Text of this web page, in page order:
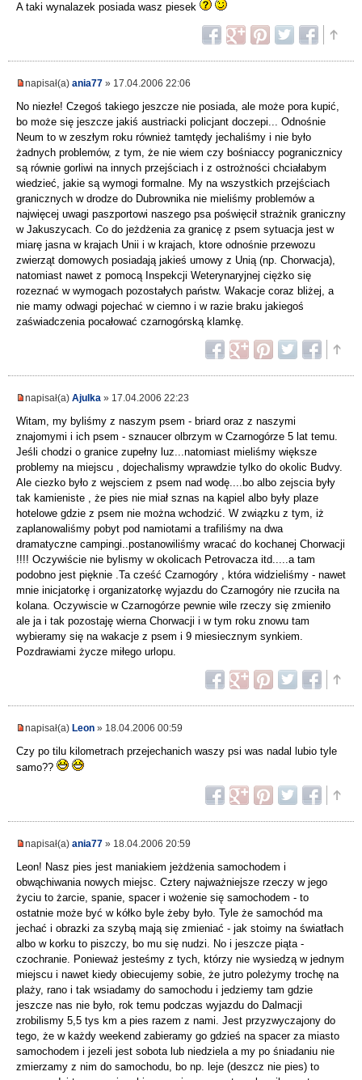
A taki wynalazek posiada wasz piesek
napisał(a) ania77 » 17.04.2006 22:06
No niezłe! Czegoś takiego jeszcze nie posiada, ale może pora kupić,
bo może się jeszcze jakiś austriacki policjant doczepi... Odnośnie
Neum to w zeszłym roku również tamtędy jechaliśmy i nie było
żadnych problemów, z tym, że nie wiem czy bośniaccy pogranicznicy
są równie gorliwi na innych przejściach i z ostrożności chciałabym
wiedzieć, jakie są wymogi formalne. My na wszystkich przejściach
granicznych w drodze do Dubrownika nie mieliśmy problemów a
najwięcej uwagi paszportowi naszego psa poświęcił strażnik graniczny
w Jakuszycach. Co do jeżdżenia za granicę z psem sytuacja jest w
miarę jasna w krajach Unii i w krajach, ktore odnośnie przewozu
zwierząt domowych posiadają jakieś umowy z Unią (np. Chorwacja),
natomiast nawet z pomocą Inspekcji Weterynaryjnej ciężko się
rozeznać w wymogach pozostałych państw. Wakacje coraz bliżej, a
nie mamy odwagi pojechać w ciemno i w razie braku jakiegoś
zaświadczenia pocałować czarnogórską klamkę.
napisał(a) Ajulka » 17.04.2006 22:23
Witam, my byliśmy z naszym psem - briard oraz z naszymi
znajomymi i ich psem - sznaucer olbrzym w Czarnogórze 5 lat temu.
Jeśli chodzi o granice zupełny luz...natomiast mieliśmy większe
problemy na miejscu , dojechalismy wprawdzie tylko do okolic Budvy.
Ale ciezko było z wejsciem z psem nad wodę....bo albo zejscia były
tak kamieniste , że pies nie miał sznas na kąpiel albo były plaze
hotelowe gdzie z psem nie można wchodzić. W związku z tym, iż
zaplanowaliśmy pobyt pod namiotami a trafiliśmy na dwa
dramatyczne campingi..postanowiliśmy wracać do kochanej Chorwacji
!!!! Oczywiście nie bylismy w okolicach Petrovacza itd.....a tam
podobno jest pięknie .Ta cześć Czarnogóry , która widzieliśmy - nawet
mnie inicjatorkę i organizatorkę wyjazdu do Czarnogóry nie rzuciła na
kolana. Oczywiscie w Czarnogórze pewnie wile rzeczy się zmieniło
ale ja i tak pozostaję wierna Chorwacji i w tym roku znowu tam
wybieramy się na wakacje z psem i 9 miesiecznym synkiem.
Pozdrawiami życze miłego urlopu.
napisał(a) Leon » 18.04.2006 00:59
Czy po tilu kilometrach przejechanich waszy psi was nadal lubio tyle
samo??
napisał(a) ania77 » 18.04.2006 20:59
Leon! Nasz pies jest maniakiem jeżdżenia samochodem i
obwąchiwania nowych miejsc. Cztery najważniejsze rzeczy w jego
życiu to żarcie, spanie, spacer i wożenie się samochodem - to
ostatnie może być w kółko byle żeby było. Tyle że samochód ma
jechać i obrazki za szybą mają się zmieniać - jak stoimy na światłach
albo w korku to piszczy, bo mu się nudzi. No i jeszcze piąta -
czochranie. Ponieważ jesteśmy z tych, którzy nie wysiedzą w jednym
miejscu i nawet kiedy obiecujemy sobie, że jutro poleżymy trochę na
plaży, rano i tak wsiadamy do samochodu i jedziemy tam gdzie
jeszcze nas nie było, rok temu podczas wyjazdu do Dalmacji
zrobilismy 5,5 tys km a pies razem z nami. Jest przyzwyczajony do
tego, że w każdy weekend zabieramy go gdzieś na spacer za miasto
samochodem i jezeli jest sobota lub niedziela a my po śniadaniu nie
zmierzamy z nim do samochodu, bo np. leje (deszcz nie pies) to